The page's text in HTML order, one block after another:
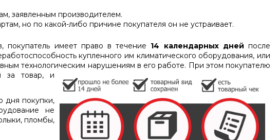
заявленным производителем.
но по какой-либо причине покупателя он не устраивает.
покупатель имеет право в течение 14 календарных дней после
купленного им климатического оборудования, или
технологическим нарушениям в его работе. При этом покупателю
за товар, и
дня покупки,
не
пломбы,